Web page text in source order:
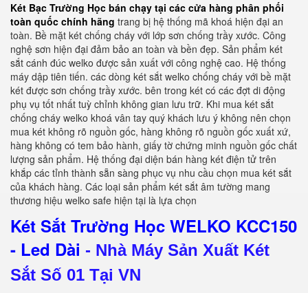
Két Bạc Trường Học bán chạy tại các cửa hàng phân phối
toàn quốc chính hãng trang bị hệ thống mã khoá hiện đại an
toàn. Bề mặt két chống cháy với lớp sơn chống trầy xước. Công
nghệ sơn hiện đại đảm bảo an toàn và bền đẹp. Sản phẩm két
sắt cánh đúc welko được sản xuất với công nghệ cao. Hệ thống
máy dập tiên tiến. các dòng két sắt welko chống cháy với bề mặt
két được sơn chống trầy xước. bên trong két có các đợt di động
phụ vụ tốt nhất tuỳ chỉnh không gian lưu trữ. Khi mua két sắt
chống cháy welko khoá vân tay quý khách lưu ý không nên chọn
mua két không rõ nguồn gốc, hàng không rõ nguồn gốc xuất xứ,
hàng không có tem bảo hành, giấy tờ chứng minh nguồn gốc chất
lượng sản phẩm. Hệ thống đại diện bán hàng két điện tử trên
khắp các tỉnh thành sẵn sàng phục vụ nhu cầu chọn mua két sắt
của khách hàng. Các loại sản phẩm két sắt âm tường mang
thương hiệu welko safe hiện tại là lựa chọn
Két Sắt Trường Học WELKO KCC150
- Led Dài - Nhà Máy Sản Xuất Két
Sắt Số 01 Tại VN